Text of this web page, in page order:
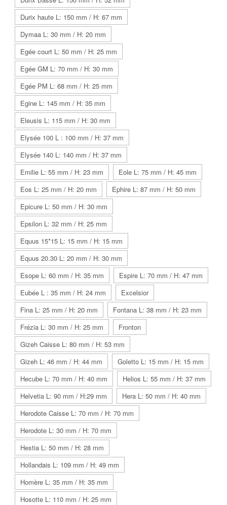
Durix haute L: 150 mm / H: 67 mm
Dymaa L: 30 mm / H: 20 mm
Egée court L: 50 mm / H: 25 mm
Egée GM L: 70 mm / H: 30 mm
Egée PM L: 68 mm / H: 25 mm
Egine L: 145 mm / H: 35 mm
Eleusis L: 115 mm / H: 30 mm
Elysée 100 L : 100 mm / H: 37 mm
Elysée 140 L: 140 mm / H: 37 mm
Emilie L: 55 mm / H: 23 mm
Eole L: 75 mm / H: 45 mm
Eos L: 25 mm / H: 20 mm
Ephire L: 87 mm / H: 50 mm
Epicure L: 50 mm / H: 30 mm
Epsilon L: 32 mm / H: 25 mm
Equus 15*15 L: 15 mm / H: 15 mm
Equus 20.30 L: 20 mm / H: 30 mm
Esope L: 60 mm / H: 35 mm
Espire L: 70 mm / H: 47 mm
Eubée L : 35 mm / H: 24 mm
Excelsior
Fina L: 25 mm / H: 20 mm
Fontana L: 38 mm / H: 23 mm
Frézia L: 30 mm / H: 25 mm
Fronton
Gizeh Caisse L: 80 mm / H: 53 mm
Gizeh L: 46 mm / H: 44 mm
Goletto L: 15 mm / H: 15 mm
Hecube L: 70 mm / H: 40 mm
Helios L: 55 mm / H: 37 mm
Helvetia L: 90 mm / H:29 mm
Hera L: 50 mm / H: 40 mm
Herodote Caisse L: 70 mm / H: 70 mm
Herodote L: 30 mm / H: 70 mm
Hestia L: 50 mm / H: 28 mm
Hollandais L: 109 mm / H: 49 mm
Homère L: 35 mm / H: 35 mm
Hosotte L: 110 mm / H: 25 mm